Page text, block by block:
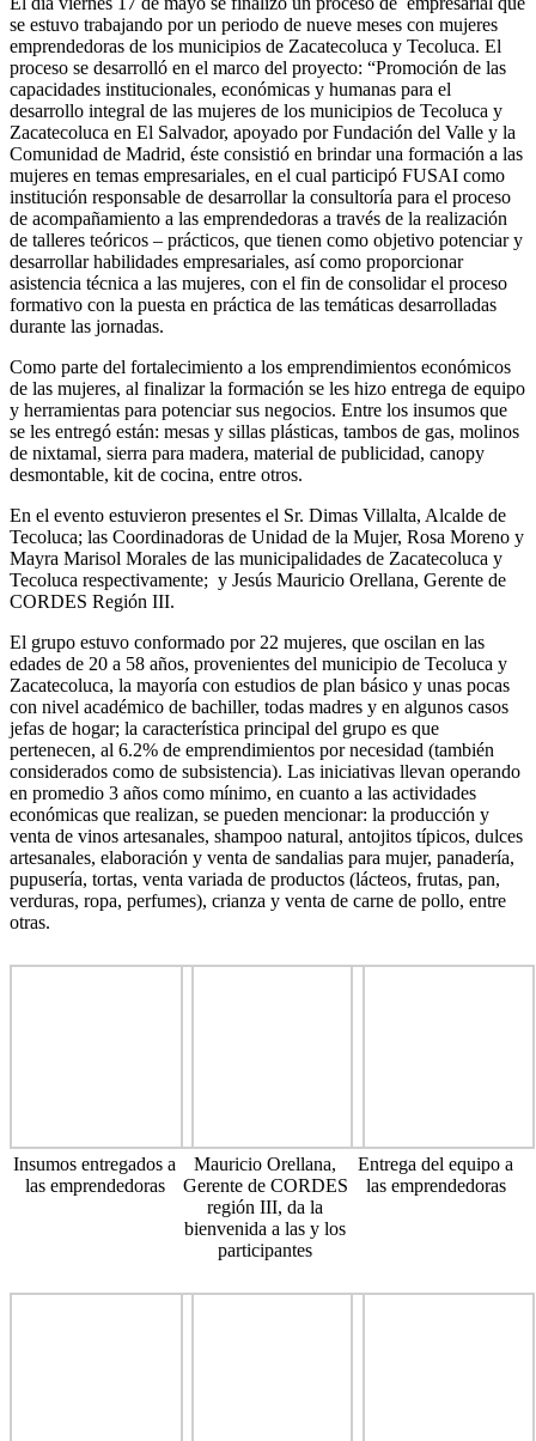
se estuvo trabajando por un periodo de nueve meses con mujeres
emprendedoras de los municipios de Zacatecoluca y Tecoluca. El
proceso se desarrolló en el marco del proyecto: “Promoción de las
capacidades institucionales, económicas y humanas para el
desarrollo integral de las mujeres de los municipios de Tecoluca y
Zacatecoluca en El Salvador, apoyado por Fundación del Valle y la
Comunidad de Madrid, éste consistió en brindar una formación a las
mujeres en temas empresariales, en el cual participó FUSAI como
institución responsable de desarrollar la consultoría para el proceso
de acompañamiento a las emprendedoras a través de la realización
de talleres teóricos – prácticos, que tienen como objetivo potenciar y
desarrollar habilidades empresariales, así como proporcionar
asistencia técnica a las mujeres, con el fin de consolidar el proceso
formativo con la puesta en práctica de las temáticas desarrolladas
durante las jornadas.
Como parte del fortalecimiento a los emprendimientos económicos
de las mujeres, al finalizar la formación se les hizo entrega de equipo
y herramientas para potenciar sus negocios. Entre los insumos que
se les entregó están: mesas y sillas plásticas, tambos de gas, molinos
de nixtamal, sierra para madera, material de publicidad, canopy
desmontable, kit de cocina, entre otros.
En el evento estuvieron presentes el Sr. Dimas Villalta, Alcalde de
Tecoluca; las Coordinadoras de Unidad de la Mujer, Rosa Moreno y
Mayra Marisol Morales de las municipalidades de Zacatecoluca y
Tecoluca respectivamente; y Jesús Mauricio Orellana, Gerente de
CORDES Región III.
El grupo estuvo conformado por 22 mujeres, que oscilan en las
edades de 20 a 58 años, provenientes del municipio de Tecoluca y
Zacatecoluca, la mayoría con estudios de plan básico y unas pocas
con nivel académico de bachiller, todas madres y en algunos casos
jefas de hogar; la característica principal del grupo es que
pertenecen, al 6.2% de emprendimientos por necesidad (también
considerados como de subsistencia). Las iniciativas llevan operando
en promedio 3 años como mínimo, en cuanto a las actividades
económicas que realizan, se pueden mencionar: la producción y
venta de vinos artesanales, shampoo natural, antojitos típicos, dulces
artesanales, elaboración y venta de sandalias para mujer, panadería,
pupusería, tortas, venta variada de productos (lácteos, frutas, pan,
verduras, ropa, perfumes), crianza y venta de carne de pollo, entre
otras.
Insumos entregados a
las emprendedoras
Mauricio Orellana,
Gerente de CORDES
región III, da la
bienvenida a las y los
participantes
Entrega del equipo a
las emprendedoras